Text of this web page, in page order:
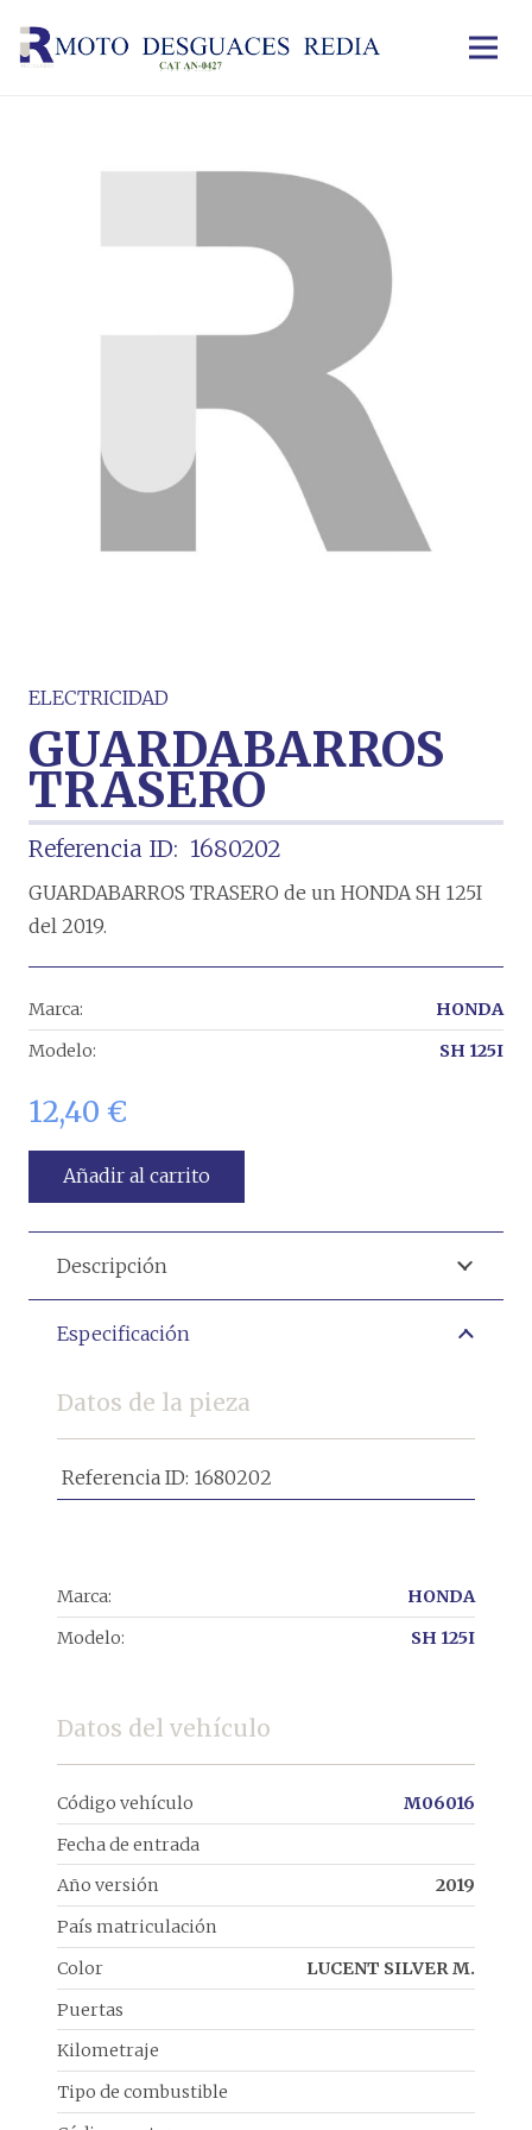
ELECTRICIDAD
GUARDABARROS
TRASERO
Referencia ID: 1680202
GUARDABARROS TRASERO de un HONDA SH 125I
del 2019.
12,40 €
Añadir al carrito
Marca:
HONDA
Modelo:
SH 125I
Descripción
Especificación
Datos de la pieza
Referencia ID: 1680202
Marca:
HONDA
Modelo:
SH 125I
Datos del vehículo
Código vehículo
M06016
Fecha de entrada
Año versión
2019
País matriculación
Color
LUCENT SILVER M.
Puertas
Kilometraje
Tipo de combustible